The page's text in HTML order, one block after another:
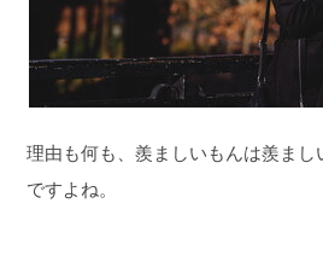
理由も何も、羨ましいもんは羨まし
ですよね。